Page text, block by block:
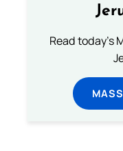
Read today's